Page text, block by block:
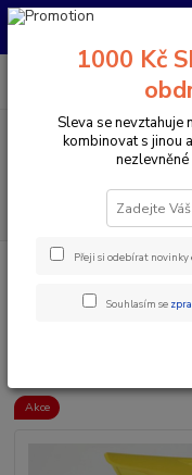
Pro nachystání kola /
PO-PÁ 10:00-17:00 | SO:
Doplňky a helmy
Akce
1000 Kč
Sleva se nevztahuje
kombinovat s jinou
Přeji si odebírat
Souhlasím se